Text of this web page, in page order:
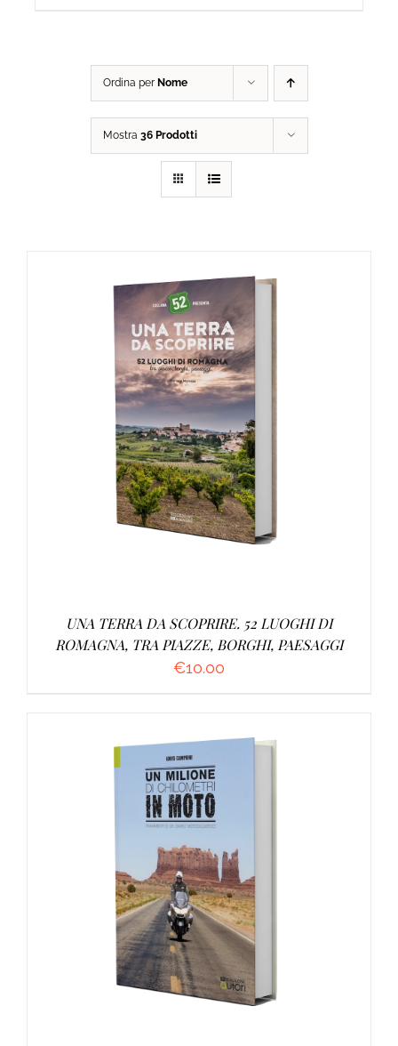
Ordina per Nome
Mostra 36 Prodotti
AGGIUNGI AL CARRELLO /
UNA TERRA DA SCOPRIRE. 52 LUOGHI DI
ROMAGNA, TRA PIAZZE, BORGHI, PAESAGGI
€10.00
AGGIUNGI AL CARRELLO /